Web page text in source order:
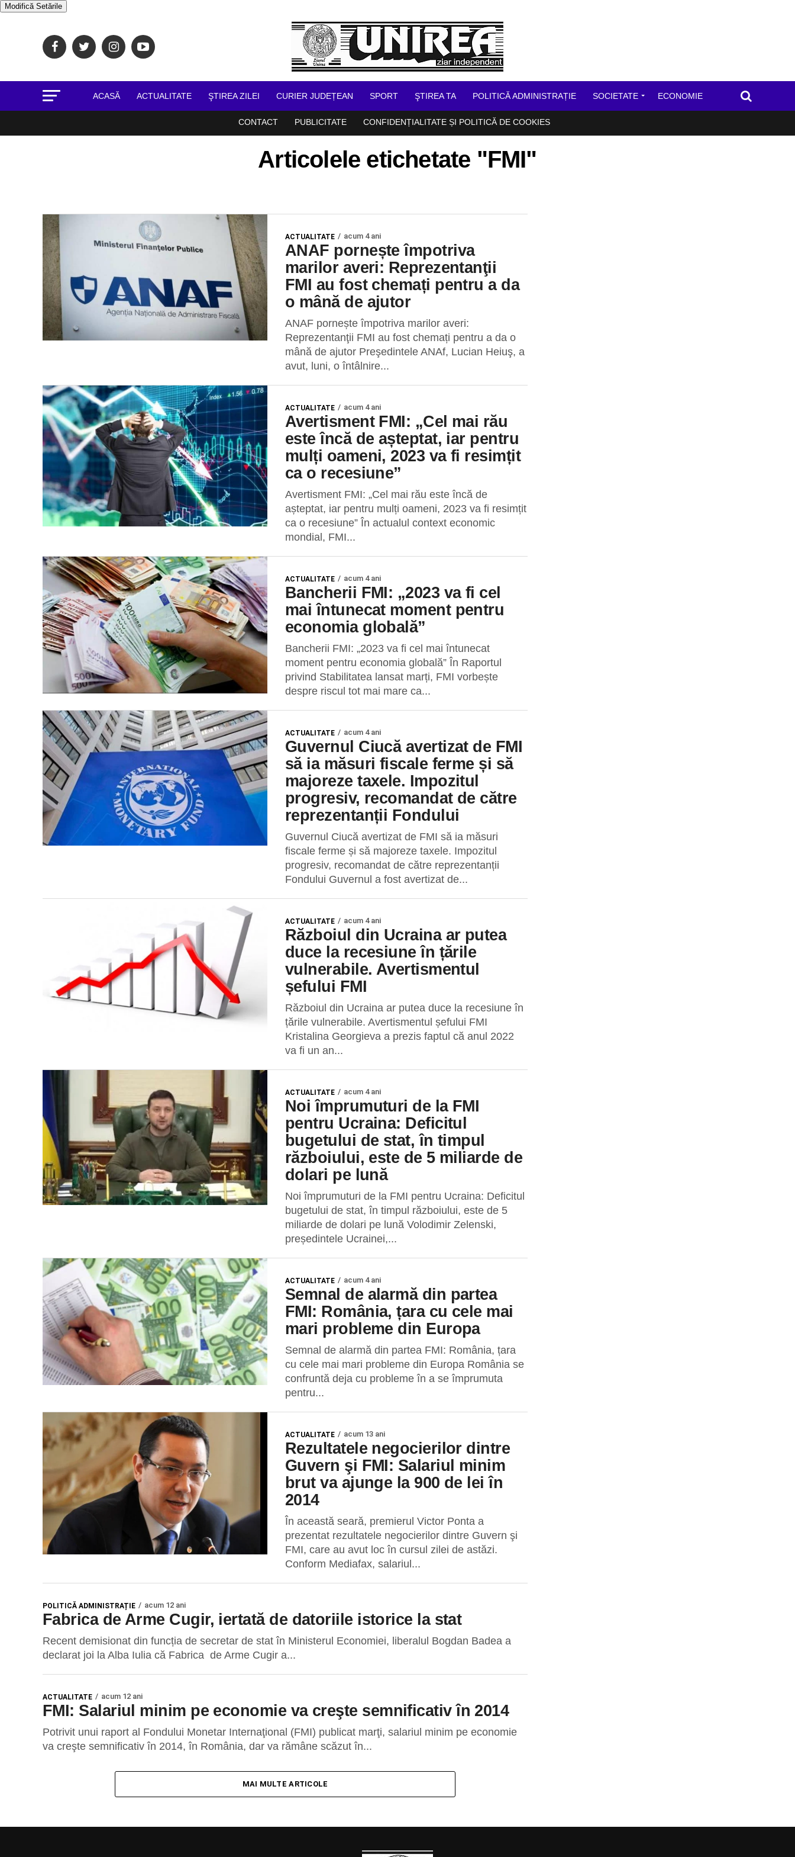
Modifică Setările
ACASĂ ACTUALITATE ŞTIREA ZILEI CURIER JUDEȚEAN SPORT ŞTIREA TA POLITICĂ ADMINISTRAȚIE SOCIETATE ECONOMIE
CONTACT PUBLICITATE CONFIDENȚIALITATE ȘI POLITICĂ DE COOKIES
Articolele etichetate "FMI"
ACTUALITATE acum 4 ani
ANAF pornește împotriva
marilor averi: Reprezentanţii
FMI au fost chemați pentru a da
o mână de ajutor
ANAF pornește împotriva marilor averi:
Reprezentanţii FMI au fost chemați pentru a da o
mână de ajutor Preşedintele ANAf, Lucian Heiuş, a
avut, luni, o întâlnire...
ACTUALITATE acum 4 ani
Avertisment FMI: „Cel mai rău
este încă de așteptat, iar pentru
mulți oameni, 2023 va fi resimțit
ca o recesiune”
Avertisment FMI: „Cel mai rău este încă de
așteptat, iar pentru mulți oameni, 2023 va fi resimțit
ca o recesiune” În actualul context economic
mondial, FMI...
ACTUALITATE acum 4 ani
Bancherii FMI: „2023 va fi cel
mai întunecat moment pentru
economia globală”
Bancherii FMI: „2023 va fi cel mai întunecat
moment pentru economia globală” În Raportul
privind Stabilitatea lansat marți, ​FMI vorbește
despre riscul tot mai mare ca...
ACTUALITATE acum 4 ani
Guvernul Ciucă avertizat de FMI
să ia măsuri fiscale ferme și să
majoreze taxele. Impozitul
progresiv, recomandat de către
reprezentanții Fondului
Guvernul Ciucă avertizat de FMI să ia măsuri
fiscale ferme și să majoreze taxele. Impozitul
progresiv, recomandat de către reprezentanții
Fondului Guvernul a fost avertizat de...
ACTUALITATE acum 4 ani
Războiul din Ucraina ar putea
duce la recesiune în țările
vulnerabile. Avertismentul
șefului FMI
Războiul din Ucraina ar putea duce la recesiune în
țările vulnerabile. Avertismentul șefului FMI
Kristalina Georgieva a prezis faptul că anul 2022
va fi un an...
ACTUALITATE acum 4 ani
Noi împrumuturi de la FMI
pentru Ucraina: Deficitul
bugetului de stat, în timpul
războiului, este de 5 miliarde de
dolari pe lună
Noi împrumuturi de la FMI pentru Ucraina: Deficitul
bugetului de stat, în timpul războiului, este de 5
miliarde de dolari pe lună Volodimir Zelenski,
președintele Ucrainei,...
ACTUALITATE acum 4 ani
Semnal de alarmă din partea
FMI: România, țara cu cele mai
mari probleme din Europa
Semnal de alarmă din partea FMI: România, țara
cu cele mai mari probleme din Europa România se
confruntă deja cu probleme în a se împrumuta
pentru...
ACTUALITATE acum 13 ani
Rezultatele negocierilor dintre
Guvern şi FMI: Salariul minim
brut va ajunge la 900 de lei în
2014
În această seară, premierul Victor Ponta a
prezentat rezultatele negocierilor dintre Guvern şi
FMI, care au avut loc în cursul zilei de astăzi.
Conform Mediafax, salariul...
POLITICĂ ADMINISTRAȚIE acum 12 ani
Fabrica de Arme Cugir, iertată de datoriile istorice la stat
Recent demisionat din funcția de secretar de stat în Ministerul Economiei, liberalul Bogdan Badea a
declarat joi la Alba Iulia că Fabrica de Arme Cugir a...
ACTUALITATE acum 12 ani
FMI: Salariul minim pe economie va creşte semnificativ în 2014
Potrivit unui raport al Fondului Monetar Internaţional (FMI) publicat marţi, salariul minim pe economie
va creşte semnificativ în 2014, în România, dar va rămâne scăzut în...
MAI MULTE ARTICOLE